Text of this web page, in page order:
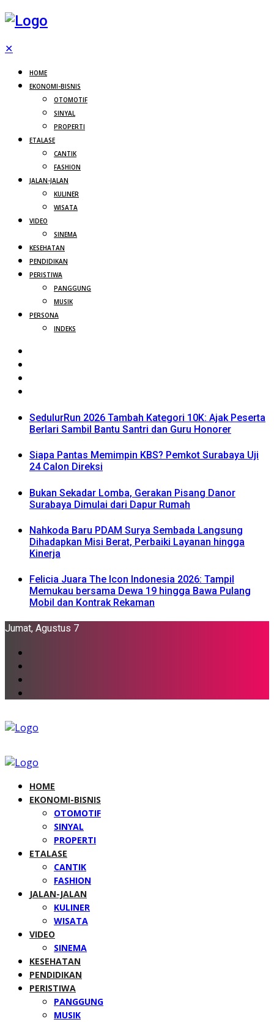
✕
HOME
EKONOMI-BISNIS
OTOMOTIF
SINYAL
PROPERTI
ETALASE
CANTIK
FASHION
JALAN-JALAN
KULINER
WISATA
VIDEO
SINEMA
KESEHATAN
PENDIDIKAN
PERISTIWA
PANGGUNG
MUSIK
PERSONA
INDEKS
SedulurRun 2026 Tambah Kategori 10K: Ajak Peserta
Berlari Sambil Bantu Santri dan Guru Honorer
Siapa Pantas Memimpin KBS? Pemkot Surabaya Uji
24 Calon Direksi
Bukan Sekadar Lomba, Gerakan Pisang Danor
Surabaya Dimulai dari Dapur Rumah
Nahkoda Baru PDAM Surya Sembada Langsung
Dihadapkan Misi Berat, Perbaiki Layanan hingga
Kinerja
Felicia Juara The Icon Indonesia 2026: Tampil
Memukau bersama Dewa 19 hingga Bawa Pulang
Mobil dan Kontrak Rekaman
Jumat, Agustus 7
HOME
EKONOMI-BISNIS
OTOMOTIF
SINYAL
PROPERTI
ETALASE
CANTIK
FASHION
JALAN-JALAN
KULINER
WISATA
VIDEO
SINEMA
KESEHATAN
PENDIDIKAN
PERISTIWA
PANGGUNG
MUSIK